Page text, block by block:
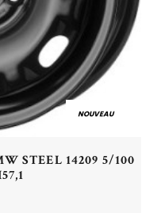
NOUVEAU
STEEL 14209 5/100